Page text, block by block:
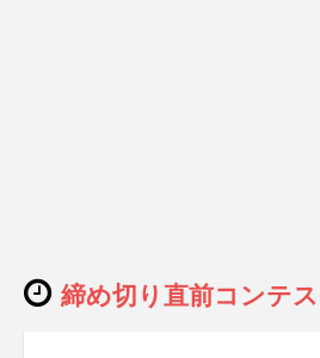
締め切り直前コンテス